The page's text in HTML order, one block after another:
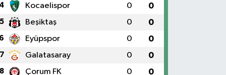
4 Kocaelispor 0 0
5 Beşiktaş 0 0
6 Eyüpspor 0 0
7 Galatasaray 0 0
8 Çorum FK 0 0